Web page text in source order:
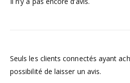
Seuls les clients connectés ayant
possibilité de laisser un avis.